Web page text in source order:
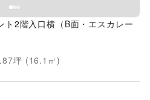
ト2階入口横（B面・エスカレー
坪 (16.1 ㎡)